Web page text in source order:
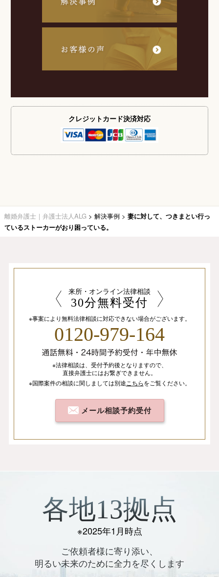
クレジットカード決済対応
離婚弁護士｜弁護士法人ALG > 解決事例 > 妻に対して、つきまとい行っ
ているストーカーがおり困っている。
来所・オンライン法律相談
30分無料受付
※事案により無料法律相談に対応できない場合がございます。
0120-979-164
※法律相談は、 受付予約後となりますので、
直接弁護士にはお繋ぎできません。
※国際案件の相談に関しましては別途 こちらをご覧ください。
メール相談予約受付
各地13拠点
※2025年1月時点
ご依頼者様に寄り添い、
明るい未来のために全力を尽くします